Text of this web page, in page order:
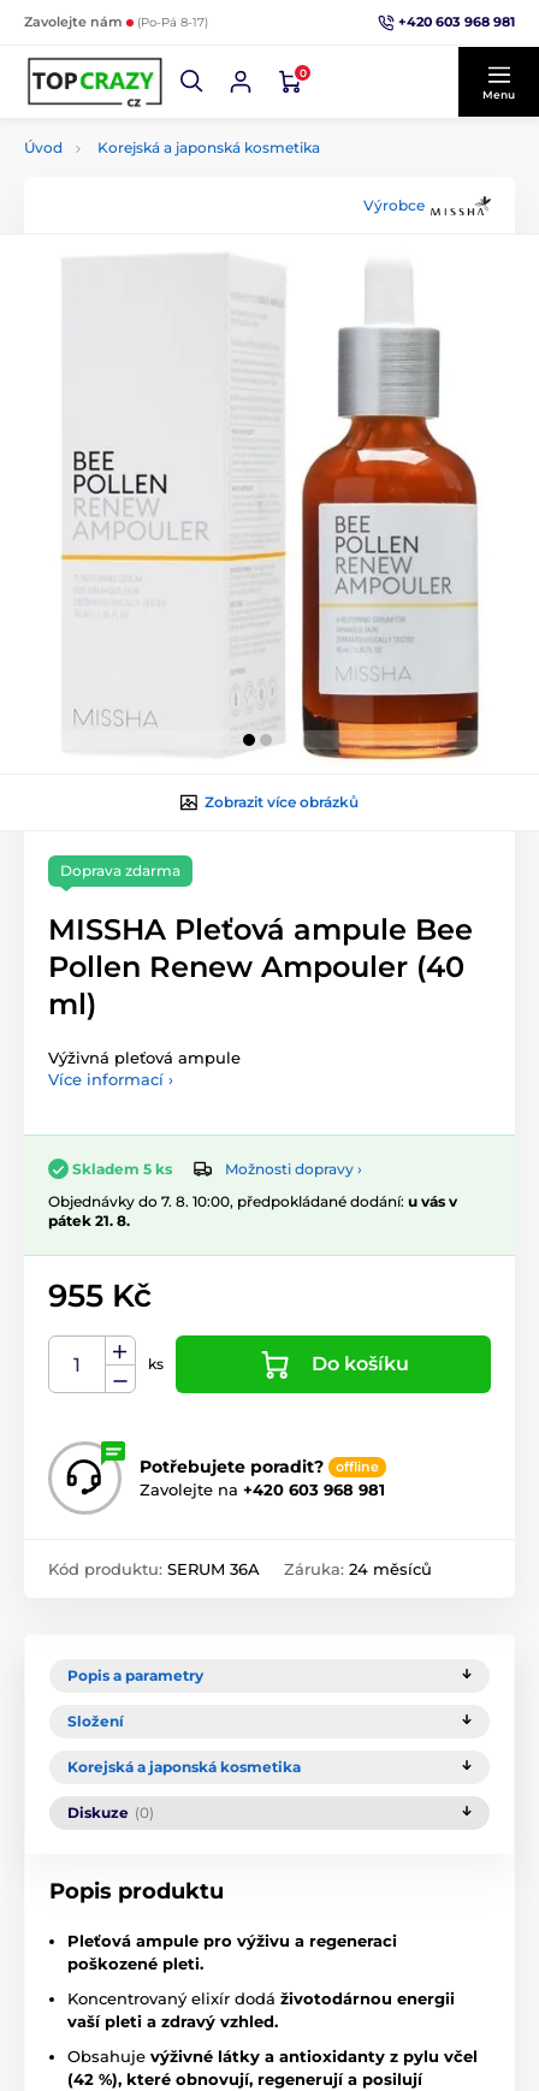
Zavolejte nám (Po-Pá 8-17) +420 603 968 981
0
Menu
Úvod Korejská a japonská kosmetika
Výrobce
Zobrazit více obrázků
Doprava zdarma
MISSHA Pleťová ampule Bee
Pollen Renew Ampouler (40
ml)
Výživná pleťová ampule
Více informací ›
Skladem 5 ks
Možnosti dopravy ›
Objednávky do 7. 8. 10:00, předpokládané dodání: u vás v
pátek 21. 8.
955 Kč
ks Do košíku
Potřebujete poradit? offline
Zavolejte na +420 603 968 981
Kód produktu: SERUM 36A Záruka: 24 měsíců
Popis a parametry
Složení
Korejská a japonská kosmetika
Diskuze (0)
Popis produktu
Pleťová ampule pro výživu a regeneraci
poškozené pleti.
Koncentrovaný elixír dodá životodárnou energii
vaší pleti a zdravý vzhled.
Obsahuje výživné látky a antioxidanty z pylu včel
(42 %), které obnovují, regenerují a posilují